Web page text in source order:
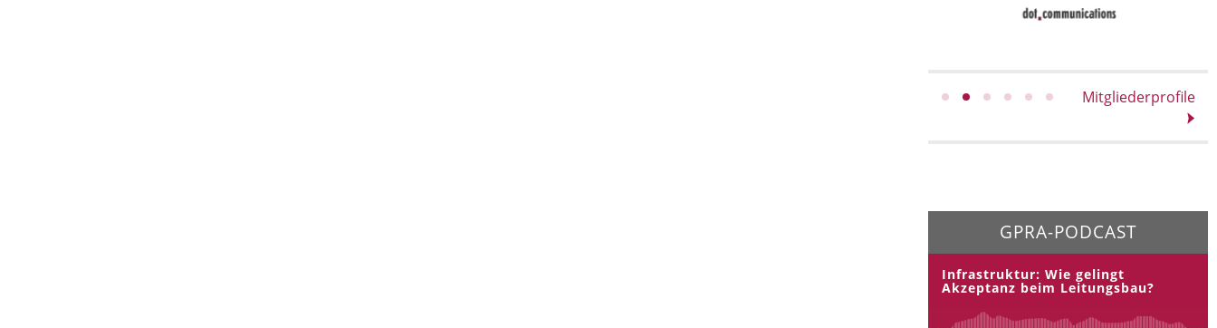
Mitgliederprofile
GPRA-PODCAST
Infrastruktur: Wie gelingt
Akzeptanz beim Leitungsbau?